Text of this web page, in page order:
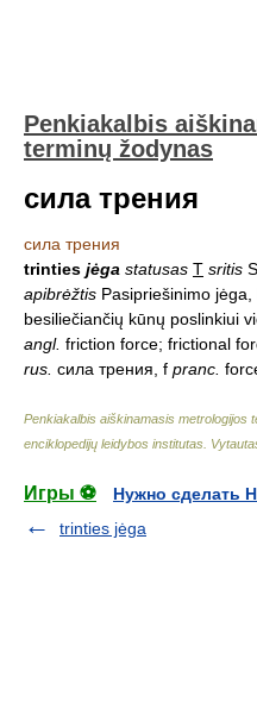
Penkiakalbis
terminų žodynas
сила трения
сила трения
trinties jėga statusas T sritis
apibrėžtis Pasipriešinimo
besiliečiančių kūnų poslinkiui
angl. friction force; frictional
rus. сила трения, f pranc.
Penkiakalbis aiškinamasis metrologijos
enciklopedijų leidybos institutas
Игры ⚽
Нужно сделать
trinties jėga